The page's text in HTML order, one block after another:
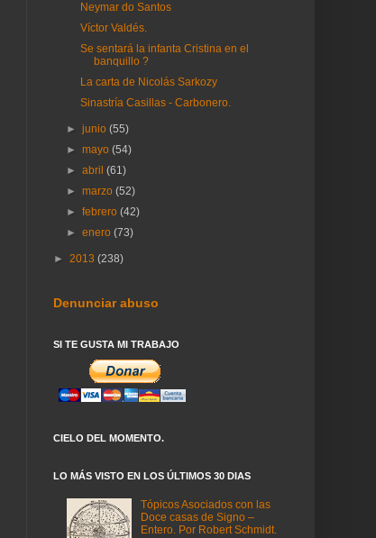
Neymar do Santos
Víctor Valdés.
Se sentará la infanta Cristina en el
banquillo ?
La carta de Nicolás Sarkozy
Sinastría Casillas - Carbonero.
►junio(55)
►mayo(54)
►abril(61)
►marzo(52)
►febrero(42)
►enero(73)
► 2013 (238)
Denunciar abuso
SI TE GUSTA MI TRABAJO
CIELO DEL MOMENTO.
LO MÁS VISTO EN LOS ÚLTIMOS 30 DIAS
Tópicos Asociados con las
Doce casas de Signo –
Entero. Por Robert Schmidt.